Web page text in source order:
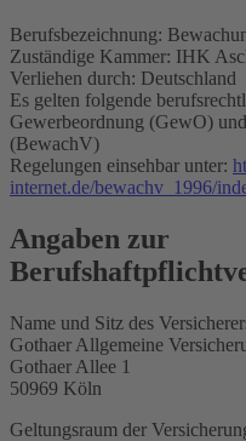
Berufsbezeichnung:
Zuständige Kammer: IHK
Verliehen durch: Deutschland
Es gelten folgende
Gewerbeordnung (GewO)
(BewachV)
Regelungen einsehbar unter:
internet.de/bewachv_1996/
Angaben zur
Name und Sitz des
Gothaer Allgemeine
Gothaer Allee 1
50969 Köln
Geltungsraum der